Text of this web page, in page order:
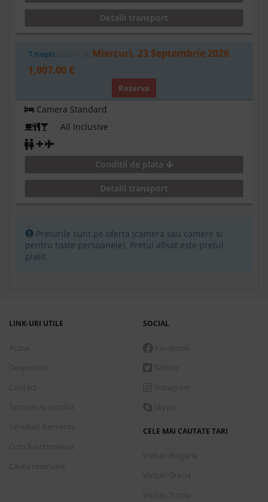
Detalii transport
7 nopti
Miercuri, 23 Septembrie 2026
1,007.00 €
Rezerva
Camera Standard
All Inclusive
Conditii de plata
Detalii transport
Preturile sunt pe oferta (camera sau camere si
pentru toate persoanele). Pretul afisat este pretul
platit.
LINK-URI UTILE SOCIAL
CELE MAI CAUTATE TARI